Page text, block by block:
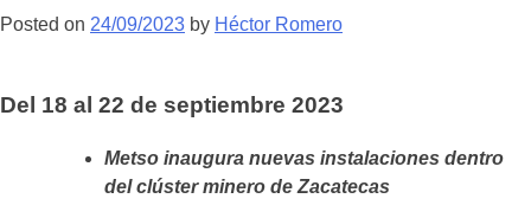
Posted on 24/09/2023 by Héctor Romero
Del 18 al 22 de septiembre 2023
Metso inaugura nuevas instalaciones dentro
del clúster minero de Zacatecas